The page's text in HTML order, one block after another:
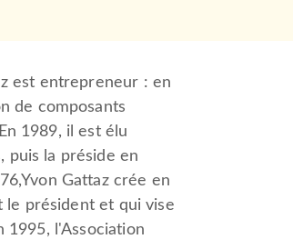
est entrepreneur : en
de composants
1989, il est élu
puis la préside en
Gattaz crée en
le président et qui vise
l'Association